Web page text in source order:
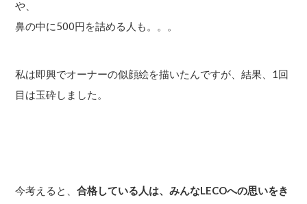
や、
鼻の中に500円を詰める人も。。。
私は即興でオーナーの似顔絵を描いたんですが、結果、1回
目は玉砕しました。
今考えると、合格している人は、みんなLECOへの思いをき